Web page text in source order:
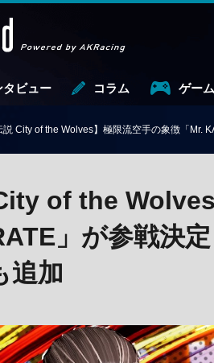
タビュー コラム ゲーム
説 City of the Wolves】極限流空手の象徴「
of the
」が参戦決
追加